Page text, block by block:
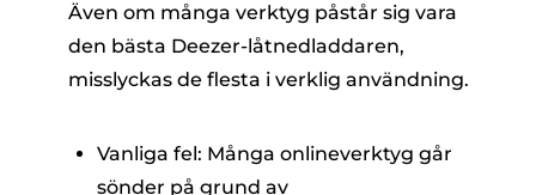
Även om många verktyg påstår sig vara
den bästa Deezer-låtnedladdaren,
misslyckas de flesta i verklig användning.
Vanliga fel: Många onlineverktyg går
sönder på grund av